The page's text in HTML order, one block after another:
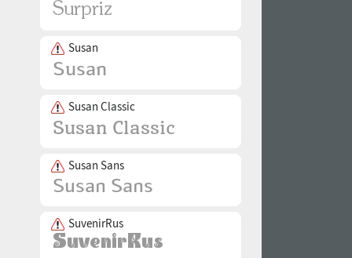
Susan
Susan Classic
Susan Sans
SuvenirRus